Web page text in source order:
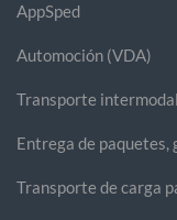
AppSped
Automoción (VDA)
Transporte intermodal
Entrega de
Transporte de carga